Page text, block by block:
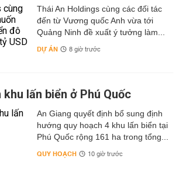
Thái An Holdings cùng các đối tác
đến từ Vương quốc Anh vừa tới
Quảng Ninh đề xuất ý tưởng làm...
DỰ ÁN 8 giờ trước
khu lấn biển ở Phú Quốc
An Giang quyết định bổ sung định
hướng quy hoạch 4 khu lấn biển tại
Phú Quốc rộng 161 ha trong tổng...
QUY HOẠCH 10 giờ trước